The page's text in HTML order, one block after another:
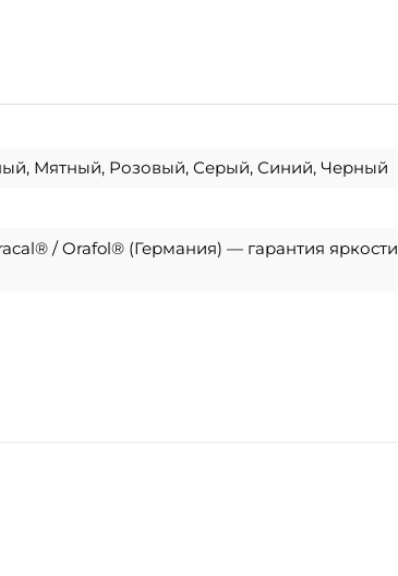
Мятный, Розовый, Серый, Синий, Черный
/ Orafol® (Германия) — гарантия яркости